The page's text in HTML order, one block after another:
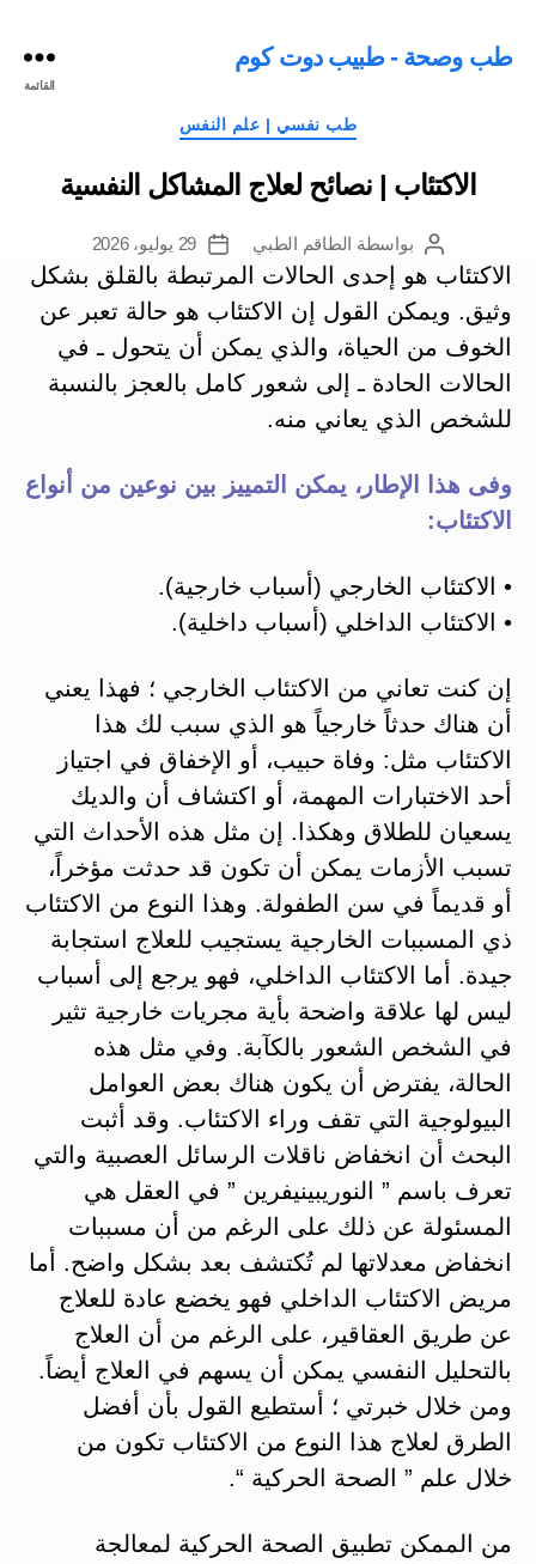
طب وصحة - طبيب دوت كوم
القائمة
التصنيفات
طب نفسي | علم النفس
الاكتئاب | نصائح لعلاج المشاكل النفسية
كاتب
المقالة
بواسطة الطاقم الطبي
تاريخ
المقالة
29 يوليو، 2026
الاكتئاب هو إحدى الحالات المرتبطة بالقلق بشكل
وثيق. ويمكن القول إن الاكتئاب هو حالة تعبر عن
الخوف من الحياة، والذي يمكن أن يتحول ـ في
الحالات الحادة ـ إلى شعور كامل بالعجز بالنسبة
للشخص الذي يعاني منه.
وفى هذا الإطار، يمكن التمييز بين نوعين من أنواع
الاكتئاب:
• الاكتئاب الخارجي (أسباب خارجية).
• الاكتئاب الداخلي (أسباب داخلية).
إن كنت تعاني من الاكتئاب الخارجي ؛ فهذا يعني
أن هناك حدثاً خارجياً هو الذي سبب لك هذا
الاكتئاب مثل: وفاة حبيب، أو الإخفاق في اجتياز
أحد الاختبارات المهمة، أو اكتشاف أن والديك
يسعيان للطلاق وهكذا. إن مثل هذه الأحداث التي
تسبب الأزمات يمكن أن تكون قد حدثت مؤخراً،
أو قديماً في سن الطفولة. وهذا النوع من الاكتئاب
ذي المسببات الخارجية يستجيب للعلاج استجابة
جيدة. أما الاكتئاب الداخلي، فهو يرجع إلى أسباب
ليس لها علاقة واضحة بأية مجريات خارجية تثير
في الشخص الشعور بالكآبة. وفي مثل هذه
الحالة، يفترض أن يكون هناك بعض العوامل
البيولوجية التي تقف وراء الاكتئاب. وقد أثبت
البحث أن انخفاض ناقلات الرسائل العصبية والتي
تعرف باسم ” النوريبينيفرين ” في العقل هي
المسئولة عن ذلك على الرغم من أن مسببات
انخفاض معدلاتها لم تُكتشف بعد بشكل واضح. أما
مريض الاكتئاب الداخلي فهو يخضع عادة للعلاج
عن طريق العقاقير، على الرغم من أن العلاج
بالتحليل النفسي يمكن أن يسهم في العلاج أيضاً.
ومن خلال خبرتي ؛ أستطيع القول بأن أفضل
الطرق لعلاج هذا النوع من الاكتئاب تكون من
خلال علم ” الصحة الحركية “.
من الممكن تطبيق الصحة الحركية لمعالجة